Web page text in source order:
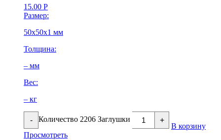
15.00 Р
Размер:
50х50х1 мм
Толщина:
– мм
Вес:
– кг
- Количество 2206 Заглушки +
В корзину
Просмотреть